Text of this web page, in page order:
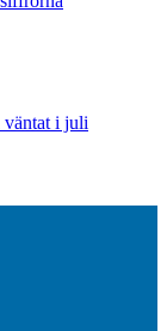
väntat i juli